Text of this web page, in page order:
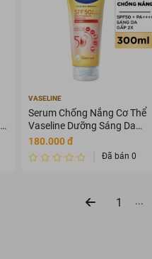
VASELINE
Serum Chống Nắng Cơ Thể
Vaseline Dưỡng Sáng Da
320ml
180.000 đ
Đã bán 0
1 ...